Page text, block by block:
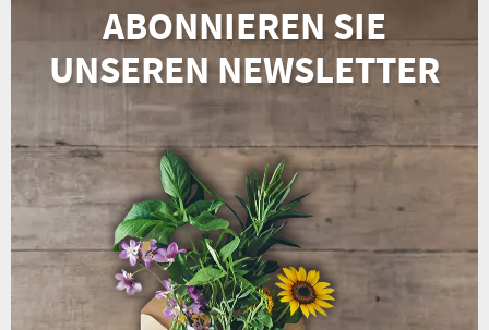
ABONNIEREN SIE
UNSEREN NEWSLETTER